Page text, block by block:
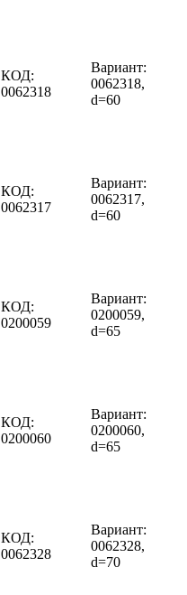
КОД:
0062318
Вариант:
0062318,
d=60
КОД:
0062317
Вариант:
0062317,
d=60
КОД:
0200059
Вариант:
0200059,
d=65
КОД:
0200060
Вариант:
0200060,
d=65
КОД:
0062328
Вариант:
0062328,
d=70